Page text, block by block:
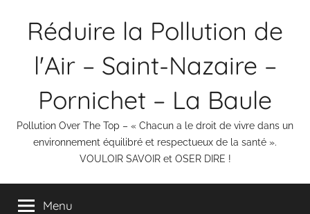
Réduire la Pollution de
l'Air – Saint-Nazaire –
Pornichet – La Baule
Pollution Over The Top – « Chacun a le droit de vivre dans un
environnement équilibré et respectueux de la santé ».
VOULOIR SAVOIR et OSER DIRE !
Menu